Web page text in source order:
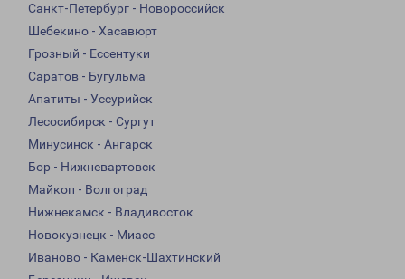
Санкт-Петербург - Новороссийск
Шебекино - Хасавюрт
Грозный - Ессентуки
Саратов - Бугульма
Апатиты - Уссурийск
Лесосибирск - Сургут
Минусинск - Ангарск
Бор - Нижневартовск
Майкоп - Волгоград
Нижнекамск - Владивосток
Новокузнецк - Миасс
Иваново - Каменск-Шахтинский